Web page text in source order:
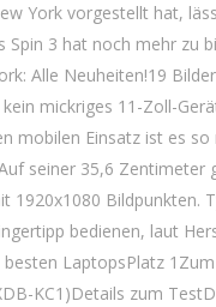
York vorgestellt hat,
Spin 3 hat noch mehr zu
Alle Neuheiten!19
mickriges 11-Zoll-
mobilen Einsatz ist es
seiner 35,6 Zentimeter
1920x1080 Bildpunkten.
bedienen, laut
LaptopsPlatz
KC1)Details zum